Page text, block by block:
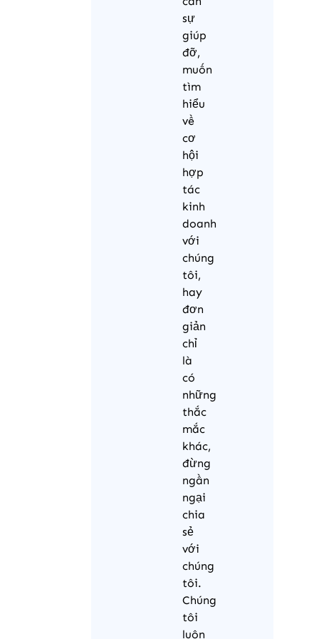
sự
giúp
đỡ,
muốn
tìm
hiểu
về
cơ
hội
hợp
tác
kinh
doanh
với
chúng
tôi,
hay
đơn
giản
chỉ
là
có
những
thắc
mắc
khác,
đừng
ngần
ngại
chia
sẻ
với
chúng
tôi.
Chúng
tôi
luôn